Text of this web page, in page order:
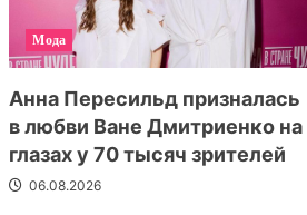
Мода
Анна Пересильд призналась
в любви Ване Дмитриенко на
глазах у 70 тысяч зрителей
06.08.2026